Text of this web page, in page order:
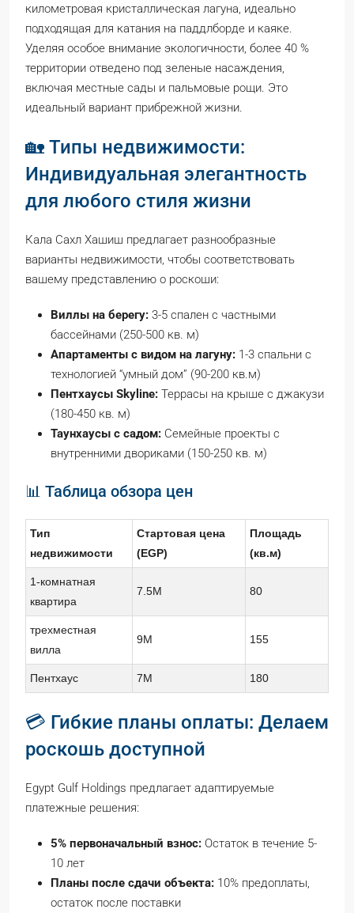
километровая кристаллическая лагуна, идеально
подходящая для катания на паддлборде и каяке.
Уделяя особое внимание экологичности, более 40 %
территории отведено под зеленые насаждения,
включая местные сады и пальмовые рощи. Это
идеальный вариант прибрежной жизни.
🏡 Типы недвижимости:
Индивидуальная элегантность
для любого стиля жизни
Кала Сахл Хашиш предлагает разнообразные
варианты недвижимости, чтобы соответствовать
вашему представлению о роскоши:
Виллы на берегу: 3-5 спален с частными
бассейнами (250-500 кв. м)
Апартаменты с видом на лагуну: 1-3 спальни с
технологией “умный дом” (90-200 кв.м)
Пентхаусы Skyline: Террасы на крыше с джакузи
(180-450 кв. м)
Таунхаусы с садом: Семейные проекты с
внутренними двориками (150-250 кв. м)
📊 Таблица обзора цен
Тип
недвижимости
Стартовая цена
(EGP)
Площадь
(кв.м)
1-комнатная
квартира
7.5M 80
трехместная
вилла
9M 155
Пентхаус 7M 180
💳 Гибкие планы оплаты: Делаем
роскошь доступной
Egypt Gulf Holdings предлагает адаптируемые
платежные решения:
5% первоначальный взнос: Остаток в течение 5-
10 лет
Планы после сдачи объекта: 10% предоплаты,
остаток после поставки